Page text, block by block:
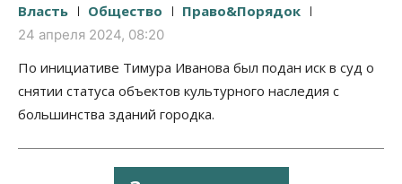
Власть Общество Право&Порядок
24 апреля 2024, 08:20
По инициативе Тимура Иванова был подан иск в суд о
снятии статуса объектов культурного наследия с
большинства зданий городка.